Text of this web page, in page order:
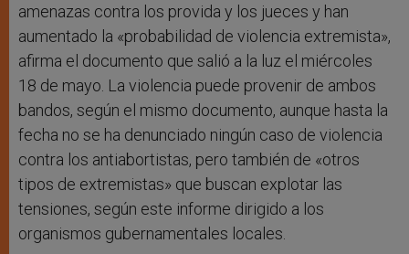
amenazas contra los provida y los jueces y han
aumentado la «probabilidad de violencia extremista»,
afirma el documento que salió a la luz el miércoles
18 de mayo. La violencia puede provenir de ambos
bandos, según el mismo documento, aunque hasta la
fecha no se ha denunciado ningún caso de violencia
contra los antiabortistas, pero también de «otros
tipos de extremistas» que buscan explotar las
tensiones, según este informe dirigido a los
organismos gubernamentales locales.